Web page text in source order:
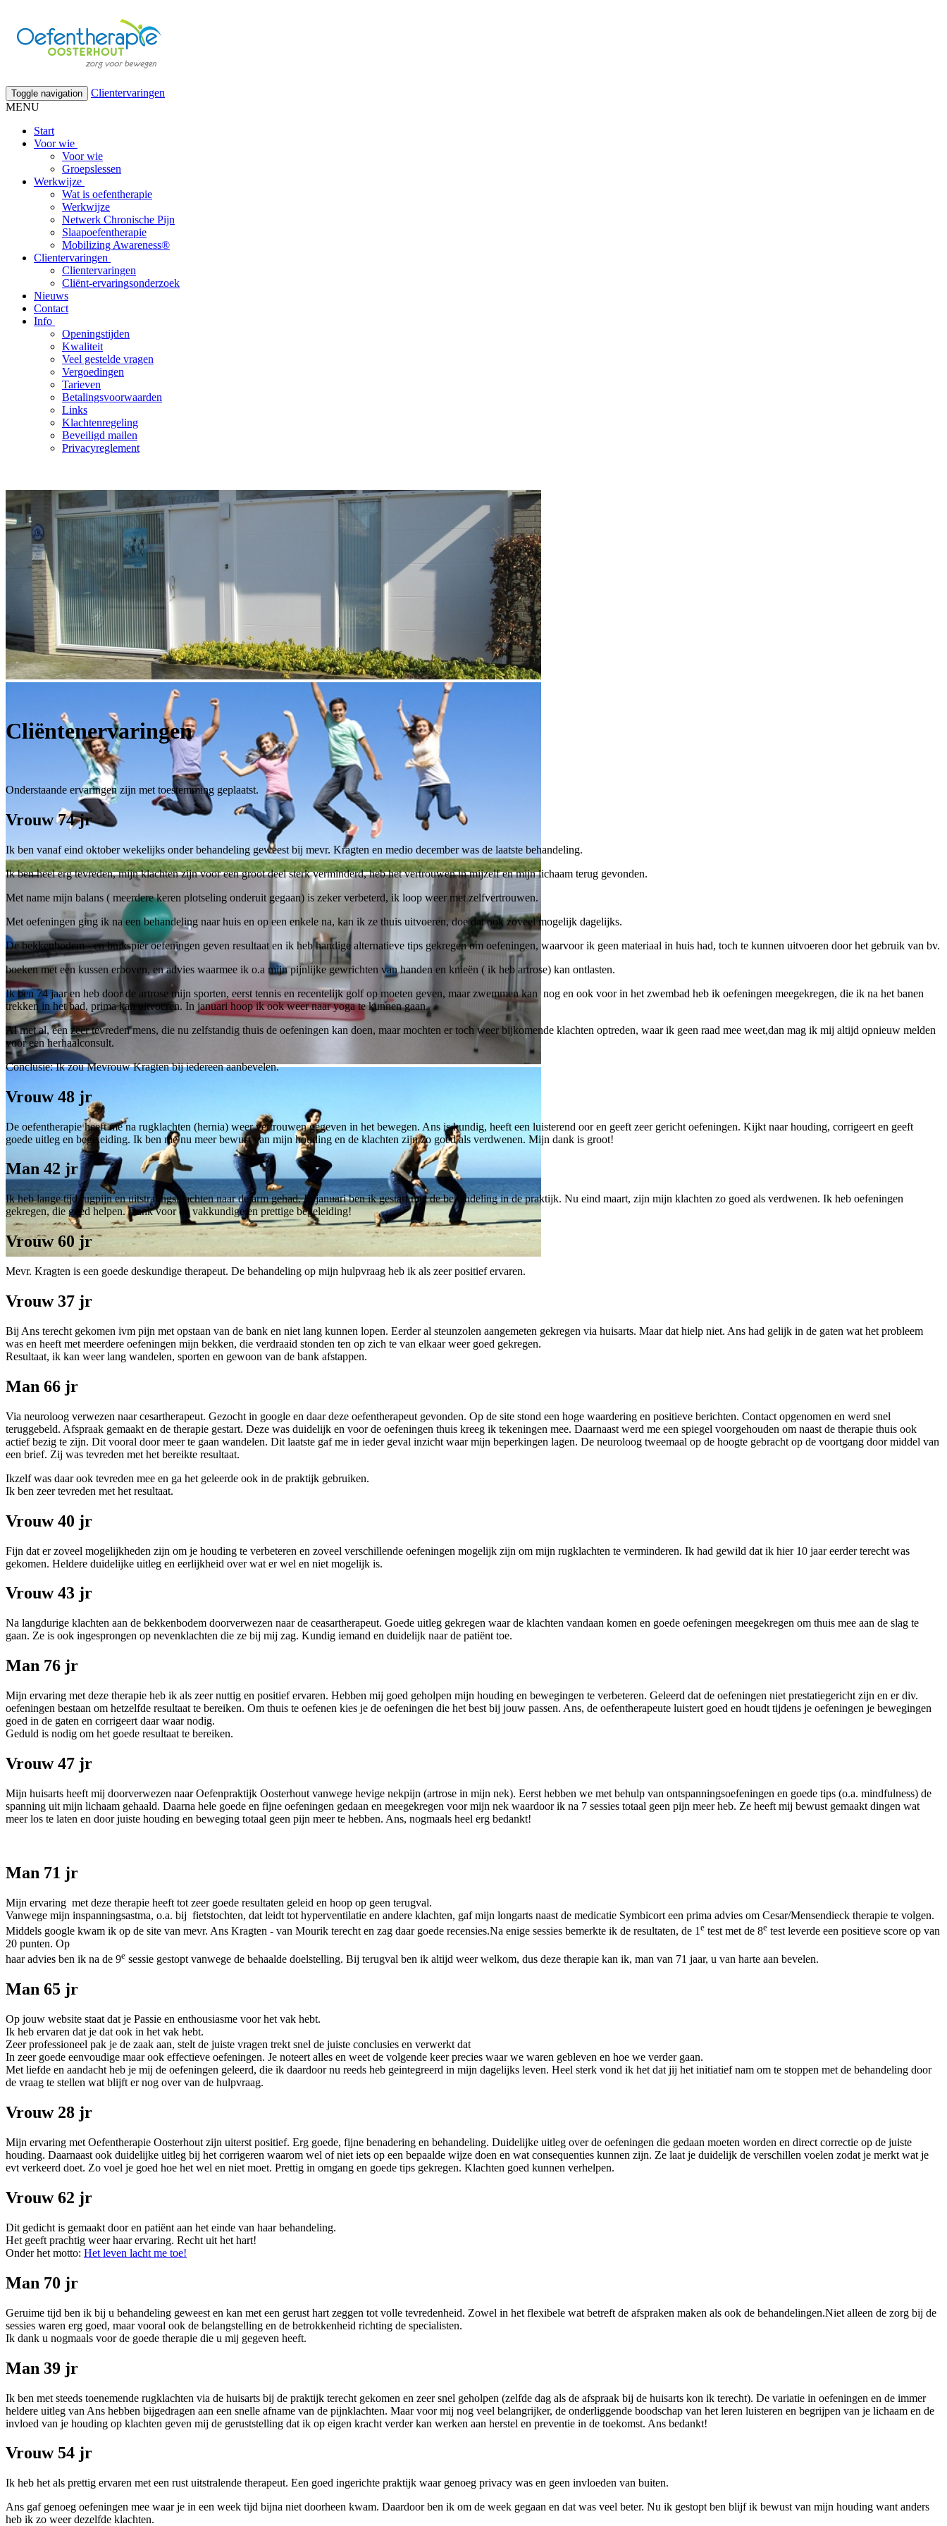
Toggle navigation
Clientervaringen
MENU
Start
Voor wie
Voor wie
Groepslessen
Werkwijze
Wat is oefentherapie
Werkwijze
Netwerk Chronische Pijn
Slaapoefentherapie
Mobilizing Awareness®
Clientervaringen
Clientervaringen
Cliënt-ervaringsonderzoek
Nieuws
Contact
Info
Openingstijden
Kwaliteit
Veel gestelde vragen
Vergoedingen
Tarieven
Betalingsvoorwaarden
Links
Klachtenregeling
Beveiligd mailen
Privacyreglement
Cliëntenervaringen
Onderstaande ervaringen zijn met toestemming geplaatst.
Vrouw 74 jr
Ik ben vanaf eind oktober wekelijks onder behandeling geweest bij mevr. Kragten en medio december was de laatste behandeling.
Ik ben heel erg tevreden, mijn klachten zijn voor een groot deel sterk verminderd, heb het vertrouwen in mijzelf en mijn lichaam terug gevonden.
Met name mijn balans ( meerdere keren plotseling onderuit gegaan) is zeker verbeterd, ik loop weer met zelfvertrouwen.
Met oefeningen ging ik na een behandeling naar huis en op een enkele na, kan ik ze thuis uitvoeren, doe dat ook zoveel mogelijk dagelijks.
De bekkenbodem - en buikspier oefeningen geven resultaat en ik heb handige alternatieve tips gekregen om oefeningen, waarvoor ik geen materiaal in huis had, toch te kunnen uitvoeren door het gebruik van bv.
boeken met een kussen erboven, en advies waarmee ik o.a mijn pijnlijke gewrichten van handen en knieën ( ik heb artrose) kan ontlasten.
Ik ben 74 jaar en heb door de artrose mijn sporten, eerst tennis en recentelijk golf op moeten geven, maar zwemmen kan nog en ook voor in het zwembad heb ik oefeningen meegekregen, die ik na het banen
trekken in het bad, prima kan uitvoeren. In januari hoop ik ook weer naar yoga te kunnen gaan.
Al met al, een zeer tevreden mens, die nu zelfstandig thuis de oefeningen kan doen, maar mochten er toch weer bijkomende klachten optreden, waar ik geen raad mee weet,dan mag ik mij altijd opnieuw melden
voor een herhaalconsult.
Conclusie: Ik zou Mevrouw Kragten bij iedereen aanbevelen.
Vrouw 48 jr
De oefentherapie heeft me na rugklachten (hernia) weer vertrouwen gegeven in het bewegen. Ans is kundig, heeft een luisterend oor en geeft zeer gericht oefeningen. Kijkt naar houding, corrigeert en geeft
goede uitleg en begeleiding. Ik ben me nu meer bewust van mijn houding en de klachten zijn zo goed als verdwenen. Mijn dank is groot!
Man 42 jr
Ik heb lange tijd rugpijn en uitstralingsklachten naar de arm gehad. In januari ben ik gestart met de behandeling in de praktijk. Nu eind maart, zijn mijn klachten zo goed als verdwenen. Ik heb oefeningen
gekregen, die goed helpen. Dank voor de vakkundige en prettige begeleiding!
Vrouw 60 jr
Mevr. Kragten is een goede deskundige therapeut. De behandeling op mijn hulpvraag heb ik als zeer positief ervaren.
Vrouw 37 jr
Bij Ans terecht gekomen ivm pijn met opstaan van de bank en niet lang kunnen lopen. Eerder al steunzolen aangemeten gekregen via huisarts. Maar dat hielp niet. Ans had gelijk in de gaten wat het probleem
was en heeft met meerdere oefeningen mijn bekken, die verdraaid stonden ten op zich te van elkaar weer goed gekregen.
Resultaat, ik kan weer lang wandelen, sporten en gewoon van de bank afstappen.
Man 66 jr
Via neuroloog verwezen naar cesartherapeut. Gezocht in google en daar deze oefentherapeut gevonden. Op de site stond een hoge waardering en positieve berichten. Contact opgenomen en werd snel
teruggebeld. Afspraak gemaakt en de therapie gestart. Deze was duidelijk en voor de oefeningen thuis kreeg ik tekeningen mee. Daarnaast werd me een spiegel voorgehouden om naast de therapie thuis ook
actief bezig te zijn. Dit vooral door meer te gaan wandelen. Dit laatste gaf me in ieder geval inzicht waar mijn beperkingen lagen. De neuroloog tweemaal op de hoogte gebracht op de voortgang door middel van
een brief. Zij was tevreden met het bereikte resultaat.
Ikzelf was daar ook tevreden mee en ga het geleerde ook in de praktijk gebruiken.
Ik ben zeer tevreden met het resultaat.
Vrouw 40 jr
Fijn dat er zoveel mogelijkheden zijn om je houding te verbeteren en zoveel verschillende oefeningen mogelijk zijn om mijn rugklachten te verminderen. Ik had gewild dat ik hier 10 jaar eerder terecht was
gekomen. Heldere duidelijke uitleg en eerlijkheid over wat er wel en niet mogelijk is.
Vrouw 43 jr
Na langdurige klachten aan de bekkenbodem doorverwezen naar de ceasartherapeut. Goede uitleg gekregen waar de klachten vandaan komen en goede oefeningen meegekregen om thuis mee aan de slag te
gaan. Ze is ook ingesprongen op nevenklachten die ze bij mij zag. Kundig iemand en duidelijk naar de patiënt toe.
Man 76 jr
Mijn ervaring met deze therapie heb ik als zeer nuttig en positief ervaren. Hebben mij goed geholpen mijn houding en bewegingen te verbeteren. Geleerd dat de oefeningen niet prestatiegericht zijn en er div.
oefeningen bestaan om hetzelfde resultaat te bereiken. Om thuis te oefenen kies je de oefeningen die het best bij jouw passen. Ans, de oefentherapeute luistert goed en houdt tijdens je oefeningen je bewegingen
goed in de gaten en corrigeert daar waar nodig.
Geduld is nodig om het goede resultaat te bereiken.
Vrouw 47 jr
Mijn huisarts heeft mij doorverwezen naar Oefenpraktijk Oosterhout vanwege hevige nekpijn (artrose in mijn nek). Eerst hebben we met behulp van ontspanningsoefeningen en goede tips (o.a. mindfulness) de
spanning uit mijn lichaam gehaald. Daarna hele goede en fijne oefeningen gedaan en meegekregen voor mijn nek waardoor ik na 7 sessies totaal geen pijn meer heb. Ze heeft mij bewust gemaakt dingen wat
meer los te laten en door juiste houding en beweging totaal geen pijn meer te hebben. Ans, nogmaals heel erg bedankt!
Man 71 jr
Mijn ervaring met deze therapie heeft tot zeer goede resultaten geleid en hoop op geen terugval.
Vanwege mijn inspanningsastma, o.a. bij fietstochten, dat leidt tot hyperventilatie en andere klachten, gaf mijn longarts naast de medicatie Symbicort een prima advies om Cesar/Mensendieck therapie te volgen.
Middels google kwam ik op de site van mevr. Ans Kragten - van Mourik terecht en zag daar goede recensies.Na enige sessies bemerkte ik de resultaten, de 1 e test met de 8e test leverde een positieve score op van
20 punten. Op
haar advies ben ik na de 9e sessie gestopt vanwege de behaalde doelstelling. Bij terugval ben ik altijd weer welkom, dus deze therapie kan ik, man van 71 jaar, u van harte aan bevelen.
Man 65 jr
Op jouw website staat dat je Passie en enthousiasme voor het vak hebt.
Ik heb ervaren dat je dat ook in het vak hebt.
Zeer professioneel pak je de zaak aan, stelt de juiste vragen trekt snel de juiste conclusies en verwerkt dat
In zeer goede eenvoudige maar ook effectieve oefeningen. Je noteert alles en weet de volgende keer precies waar we waren gebleven en hoe we verder gaan.
Met liefde en aandacht heb je mij de oefeningen geleerd, die ik daardoor nu reeds heb geintegreerd in mijn dagelijks leven. Heel sterk vond ik het dat jij het initiatief nam om te stoppen met de behandeling door
de vraag te stellen wat blijft er nog over van de hulpvraag.
Vrouw 28 jr
Mijn ervaring met Oefentherapie Oosterhout zijn uiterst positief. Erg goede, fijne benadering en behandeling. Duidelijke uitleg over de oefeningen die gedaan moeten worden en direct correctie op de juiste
houding. Daarnaast ook duidelijke uitleg bij het corrigeren waarom wel of niet iets op een bepaalde wijze doen en wat consequenties kunnen zijn. Ze laat je duidelijk de verschillen voelen zodat je merkt wat je
evt verkeerd doet. Zo voel je goed hoe het wel en niet moet. Prettig in omgang en goede tips gekregen. Klachten goed kunnen verhelpen.
Vrouw 62 jr
Dit gedicht is gemaakt door en patiënt aan het einde van haar behandeling.
Het geeft prachtig weer haar ervaring. Recht uit het hart!
Onder het motto: Het leven lacht me toe!
Man 70 jr
Geruime tijd ben ik bij u behandeling geweest en kan met een gerust hart zeggen tot volle tevredenheid. Zowel in het flexibele wat betreft de afspraken maken als ook de behandelingen.Niet alleen de zorg bij de
sessies waren erg goed, maar vooral ook de belangstelling en de betrokkenheid richting de specialisten.
Ik dank u nogmaals voor de goede therapie die u mij gegeven heeft.
Man 39 jr
Ik ben met steeds toenemende rugklachten via de huisarts bij de praktijk terecht gekomen en zeer snel geholpen (zelfde dag als de afspraak bij de huisarts kon ik terecht). De variatie in oefeningen en de immer
heldere uitleg van Ans hebben bijgedragen aan een snelle afname van de pijnklachten. Maar voor mij nog veel belangrijker, de onderliggende boodschap van het leren luisteren en begrijpen van je lichaam en de
invloed van je houding op klachten geven mij de geruststelling dat ik op eigen kracht verder kan werken aan herstel en preventie in de toekomst. Ans bedankt!
Vrouw 54 jr
Ik heb het als prettig ervaren met een rust uitstralende therapeut. Een goed ingerichte praktijk waar genoeg privacy was en geen invloeden van buiten.
Ans gaf genoeg oefeningen mee waar je in een week tijd bijna niet doorheen kwam. Daardoor ben ik om de week gegaan en dat was veel beter. Nu ik gestopt ben blijf ik bewust van mijn houding want anders
heb ik zo weer dezelfde klachten.